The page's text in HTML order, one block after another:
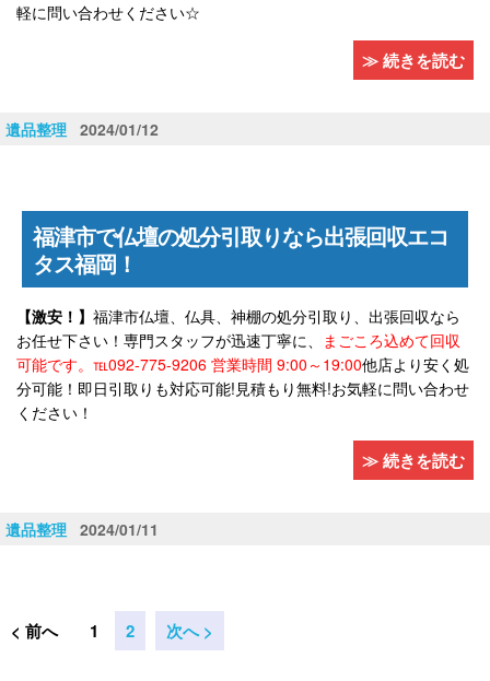
軽に問い合わせください☆
≫ 続きを読む
遺品整理 2024/01/12
福津市で仏壇の処分引取りなら出張回収エコ
タス福岡！
【激安！】 福津市仏壇、仏具、神棚の処分引取り、出張回収なら
お任せ下さい！専門スタッフが迅速丁寧に、 まごころ込めて回収
可能です。℡092-775-9206 営業時間 9:00～19:00他店より安く処
分可能！即日引取りも対応可能!見積もり無料!お気軽に問い合わせ
ください！
≫ 続きを読む
遺品整理 2024/01/11
< 前へ 1 2 次へ >